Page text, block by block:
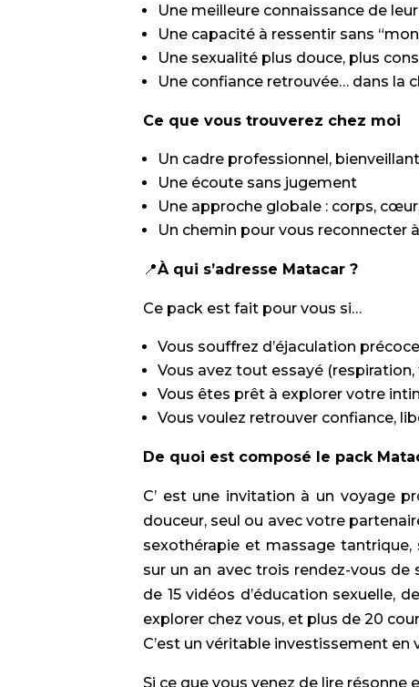
Une meilleure connaissance de
Une capacité à ressentir sans
Une sexualité plus douce, plus
Une confiance retrouvée… dans la
Ce que vous trouverez chez moi
Un cadre professionnel,
Une écoute sans jugement
Une approche globale : corps,
Un chemin pour vous reconnecter
📍À qui s’adresse Matacar ?
Ce pack est fait pour vous si…
Vous souffrez d’éjaculation
Vous avez tout essayé
Vous êtes prêt à explorer votre
Vous voulez retrouver confiance,
De quoi est composé le pack
C’ est une invitation à un voyage
douceur, seul ou avec votre
sexothérapie et massage tantrique,
sur un an avec trois rendez-vous de
de 15 vidéos d’éducation sexuelle,
explorer chez vous, et plus de 20
C’est un véritable investissement
Si ce que vous venez de lire résonne